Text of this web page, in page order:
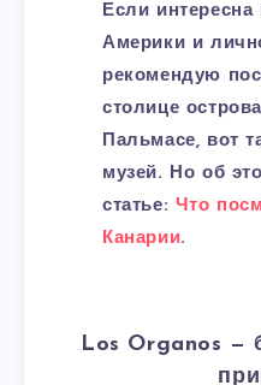
Если
Америки и
рекомендую
столице
Пальмасе, вот
музей. Но об
статье: Что
Канарии.
Los Organos —